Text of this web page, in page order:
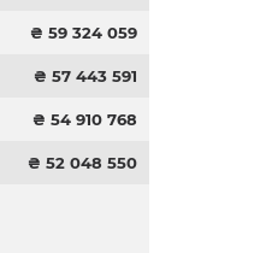
₴ 59 324 059
₴ 57 443 591
₴ 54 910 768
₴ 52 048 550